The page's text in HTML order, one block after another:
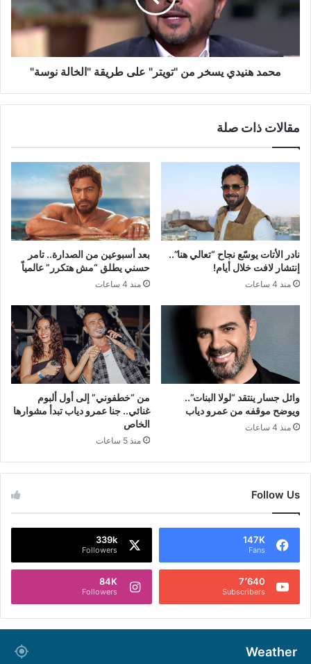
على
نوسة"
محمد هنيدي يسخر من "تويتر" على طريقة "الخالة نوسة"
مقالات ذات صلة
نادر الأتات يوسّع نجاح “تعالي هنا”..
إنتشار لافت خلال أيام!
منذ 4 ساعات
بعد أسبوعين من الصدارة.. تامر
حسني يطلق “مش هتكرر” عالمياً
منذ 4 ساعات
وائل جسار ينتقد “لولا البنات”..
ويوضح موقفه من عمرو دياب
منذ 4 ساعات
من “خطفوني” إلى أول ألبوم
غنائي.. جنا عمرو دياب تبدأ مشوارها
الخاص
منذ 5 ساعات
Follow Us
147K
Fans
339k
Followers
7٬640
Subscribers
84K
Followers
Weather